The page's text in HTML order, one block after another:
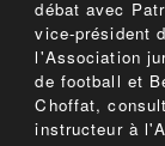
débat avec
vice-président
l'Association
de football et
Choffat,
instructeur à